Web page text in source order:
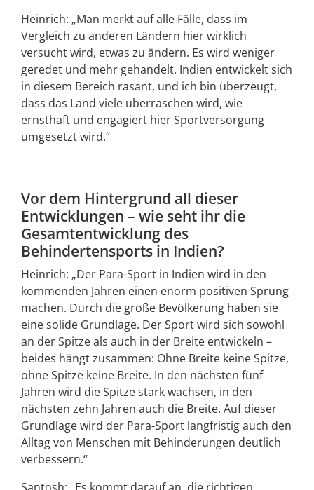
Heinrich: „Man merkt auf alle Fälle, dass im
Vergleich zu anderen Ländern hier wirklich
versucht wird, etwas zu ändern. Es wird weniger
geredet und mehr gehandelt. Indien entwickelt sich
in diesem Bereich rasant, und ich bin überzeugt,
dass das Land viele überraschen wird, wie
ernsthaft und engagiert hier Sportversorgung
umgesetzt wird.“
Vor dem Hintergrund all dieser
Entwicklungen – wie seht ihr die
Gesamtentwicklung des
Behindertensports in Indien?
Heinrich: „Der Para-Sport in Indien wird in den
kommenden Jahren einen enorm positiven Sprung
machen. Durch die große Bevölkerung haben sie
eine solide Grundlage. Der Sport wird sich sowohl
an der Spitze als auch in der Breite entwickeln –
beides hängt zusammen: Ohne Breite keine Spitze,
ohne Spitze keine Breite. In den nächsten fünf
Jahren wird die Spitze stark wachsen, in den
nächsten zehn Jahren auch die Breite. Auf dieser
Grundlage wird der Para-Sport langfristig auch den
Alltag von Menschen mit Behinderungen deutlich
verbessern.“